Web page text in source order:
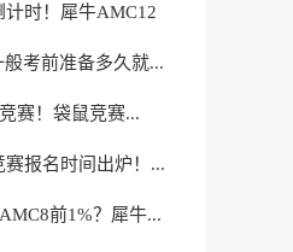
计时！犀牛AMC12
考前准备多久就...
赛！袋鼠竞赛...
报名时间出炉！...
前1%？犀牛...